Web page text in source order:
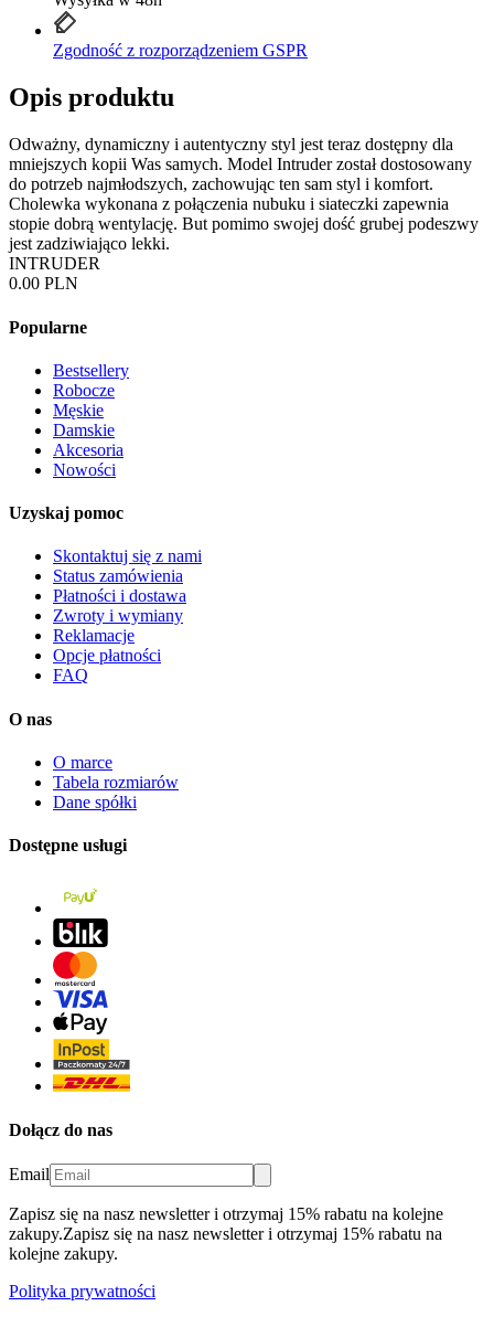
Zgodność z rozporządzeniem GSPR
Opis produktu
Odważny, dynamiczny i autentyczny styl jest teraz dostępny dla
mniejszych kopii Was samych. Model Intruder został dostosowany
do potrzeb najmłodszych, zachowując ten sam styl i komfort.
Cholewka wykonana z połączenia nubuku i siateczki zapewnia
stopie dobrą wentylację. But pomimo swojej dość grubej podeszwy
jest zadziwiająco lekki.
INTRUDER
0.00 PLN
Popularne
Bestsellery
Robocze
Męskie
Damskie
Akcesoria
Nowości
Uzyskaj pomoc
Skontaktuj się z nami
Status zamówienia
Płatności i dostawa
Zwroty i wymiany
Reklamacje
Opcje płatności
FAQ
O nas
O marce
Tabela rozmiarów
Dane spółki
Dostępne usługi
Dołącz do nas
Email
Zapisz się na nasz newsletter i otrzymaj 15% rabatu na kolejne
zakupy.Zapisz się na nasz newsletter i otrzymaj 15% rabatu na
kolejne zakupy.
Polityka prywatności